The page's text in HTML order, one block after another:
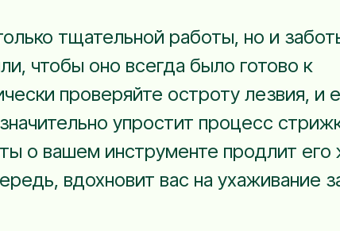
тщательной работы, но и
чтобы оно всегда было готово к
проверяйте остроту лезвия, и
упростит процесс
о вашем инструменте продлит его
вдохновит вас на ухаживание